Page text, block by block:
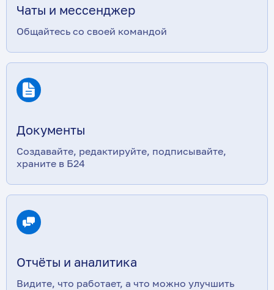
Чаты и мессенджер
Общайтесь со своей командой
Документы
Создавайте, редактируйте, подписывайте,
храните в Б24
Отчёты и аналитика
Видите, что работает, а что можно улучшить